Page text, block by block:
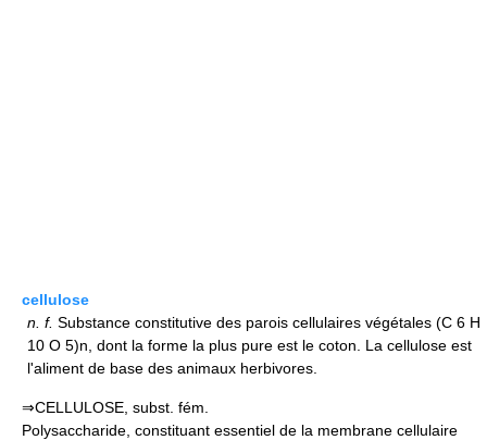
cellulose
n. f. Substance constitutive des parois cellulaires végétales (C 6 H
10 O 5)n, dont la forme la plus pure est le coton. La cellulose est
l'aliment de base des animaux herbivores.
⇒CELLULOSE, subst. fém.
Polysaccharide, constituant essentiel de la membrane cellulaire